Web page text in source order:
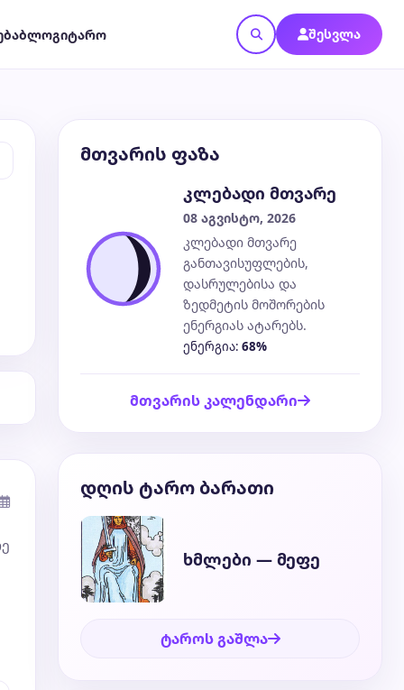
ბლოგიტარო შესვლა
მთვარის ფაზა
კლებადი მთვარე
08 აგვისტო, 2026
კლებადი მთვარე
განთავისუფლების,
დასრულებისა და
ზედმეტის მოშორების
ენერგიას ატარებს.
ენერგია: 68%
მთვარის კალენდარი
დღის ტარო ბარათი
ხმლები — მეფე
ტაროს გაშლა